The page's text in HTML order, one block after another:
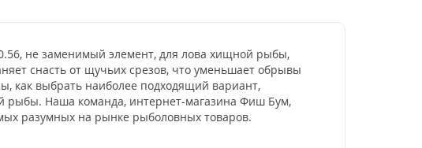
не заменимый элемент, для лова хищной рыбы,
снасть от щучьих срезов, что уменьшает обрывы
как выбрать наиболее подходящий вариант,
рыбы. Наша команда, интернет-магазина Фиш Бум,
разумных на рынке рыболовных товаров.